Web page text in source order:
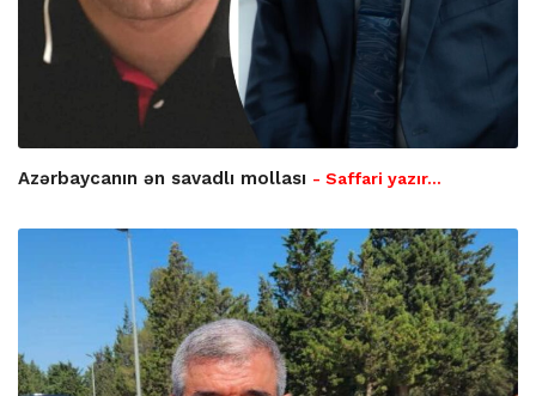
Azərbaycanın ən savadlı mollası - Saffari yazır…